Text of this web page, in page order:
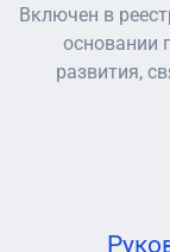
Включен в
основании
развития,